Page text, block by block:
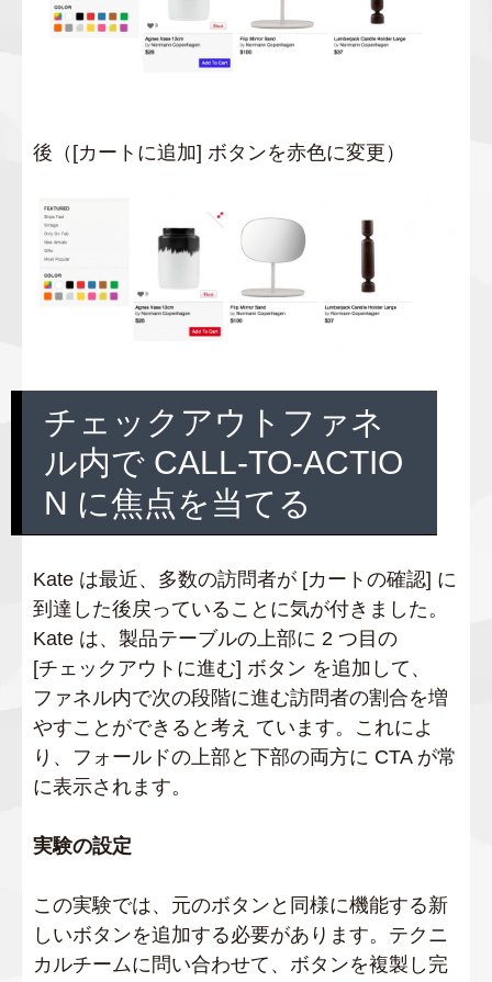
後（[カートに追加] ボタンを赤色に変更）
チェックアウトファネ
ル内で CALL-TO-ACTIO
N に焦点を当てる
Kate は最近、多数の訪問者が [カートの確認] に
到達した後戻っていることに気が付きました。
Kate は、製品テーブルの上部に 2 つ目の
[チェックアウトに進む] ボタン を追加して、
ファネル内で次の段階に進む訪問者の割合を増
やすことができると考え ています。これによ
り、フォールドの上部と下部の両方に CTA が常
に表示されます。
実験の設定
この実験では、元のボタンと同様に機能する新
しいボタンを追加する必要があります。テクニ
カルチームに問い合わせて、ボタンを複製し完